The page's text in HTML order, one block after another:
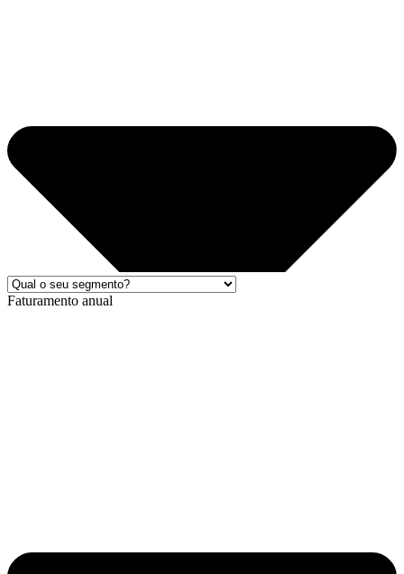
Faturamento anual